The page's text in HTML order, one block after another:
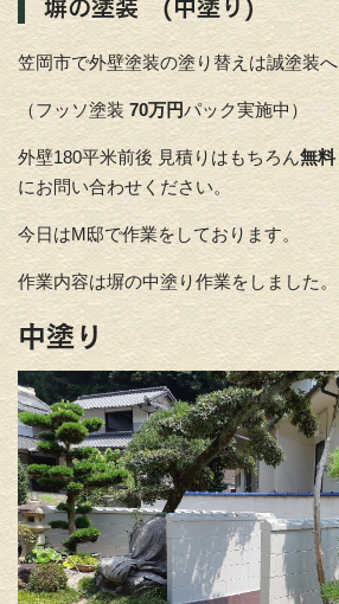
笠岡市で外壁塗装の塗り替えは誠塗装へ
（フッソ塗装 70万円パック実施中）
外壁180平米前後 見積りはもちろん無料
にお問い合わせください。
今日はM邸で作業をしております。
作業内容は塀の中塗り作業をしました。
中塗り